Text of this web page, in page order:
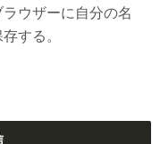
ウザーに自分の名
する。